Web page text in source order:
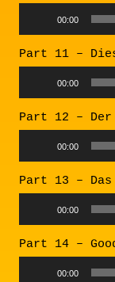
Audio
Player
00:00
Part 11 –
Audio
Player
00:00
Part 12 –
Audio
Player
00:00
Part 13 –
Audio
Player
00:00
Part 14 –
Audio00:00